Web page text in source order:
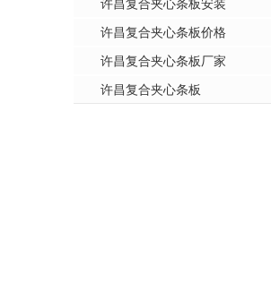
许昌复合夹心条板安装
许昌复合夹心条板价格
许昌复合夹心条板厂家
许昌复合夹心条板